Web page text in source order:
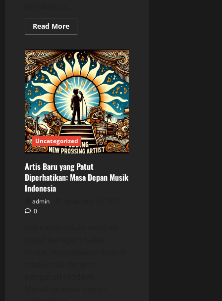
Read MoreRead
more
yang
Akan
Berubah:
Bagaimana
Musik
Indonesia
Mencerminkan
Gerakan
Sosial
Uncategorized
Artis Baru yang Patut
Diperhatikan: Masa Depan Musik
Indonesia
admin
0